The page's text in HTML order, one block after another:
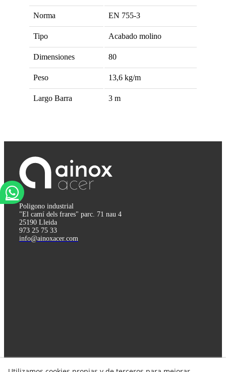
Norma EN 755-3
Tipo Acabado molino
Dimensiones 80
Peso 13,6 kg/m
Largo Barra 3 m
Poligono industrial
"El camí dels frares" parc. 71 nau 4
25190 Lleida
973 25 75 33
info@ainoxacer.com